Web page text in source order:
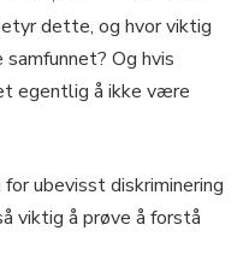
dette, og hvor viktig
Og hvis
egentlig å ikke være
ubevisst diskriminering
viktig å prøve å forstå